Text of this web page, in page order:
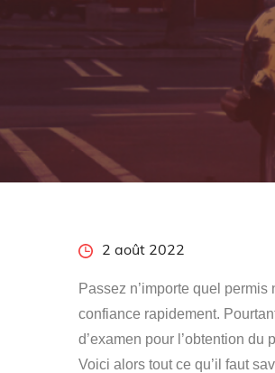
Posted2 août 2022
Passez n’importe quel permis
confiance rapidement.
d’examen pour l’obtention
Voici alors tout ce qu’il faut